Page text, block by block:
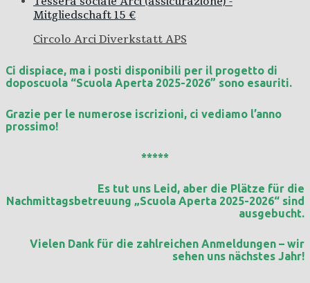
Mitgliedschaft 15 €
Circolo Arci Diverkstatt APS
Ci dispiace, ma i posti disponibili per il progetto di
doposcuola “Scuola Aperta 2025-2026” sono esauriti.
Grazie per le numerose iscrizioni, ci vediamo l’anno
prossimo!
*****
Es tut uns Leid, aber die Plätze für die
Nachmittagsbetreuung „Scuola Aperta 2025-2026“ sind
ausgebucht.
Vielen Dank für die zahlreichen Anmeldungen – wir
sehen uns nächstes Jahr!